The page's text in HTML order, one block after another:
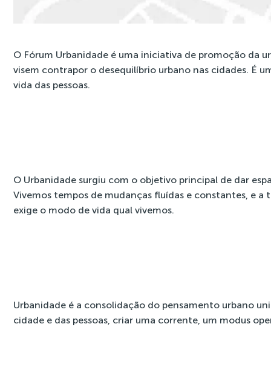
O Fórum Urbanidade é uma iniciativa de promoção da
visem contrapor o desequilíbrio urbano nas cidades. É
vida das pessoas.
O Urbanidade surgiu com o objetivo principal de dar
Vivemos tempos de mudanças fluídas e constantes, e
exige o modo de vida qual vivemos.
Urbanidade é a consolidação do pensamento urbano
cidade e das pessoas, criar uma corrente, um modus